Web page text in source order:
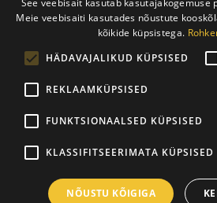
Makse
Ostutingimused
See veebisait kasutab kasutajakogemuse
Meie veebisaiti kasutades nõustute
kõikide küpsistega.
HÄDAVAJALIKUD KÜPSISED
REKLAAMKÜPSISED
FUNKTSIONAALSED KÜPSISED
KLASSIFITSEERIMATA KÜPSISED
NÕUSTU KÕIGIGA